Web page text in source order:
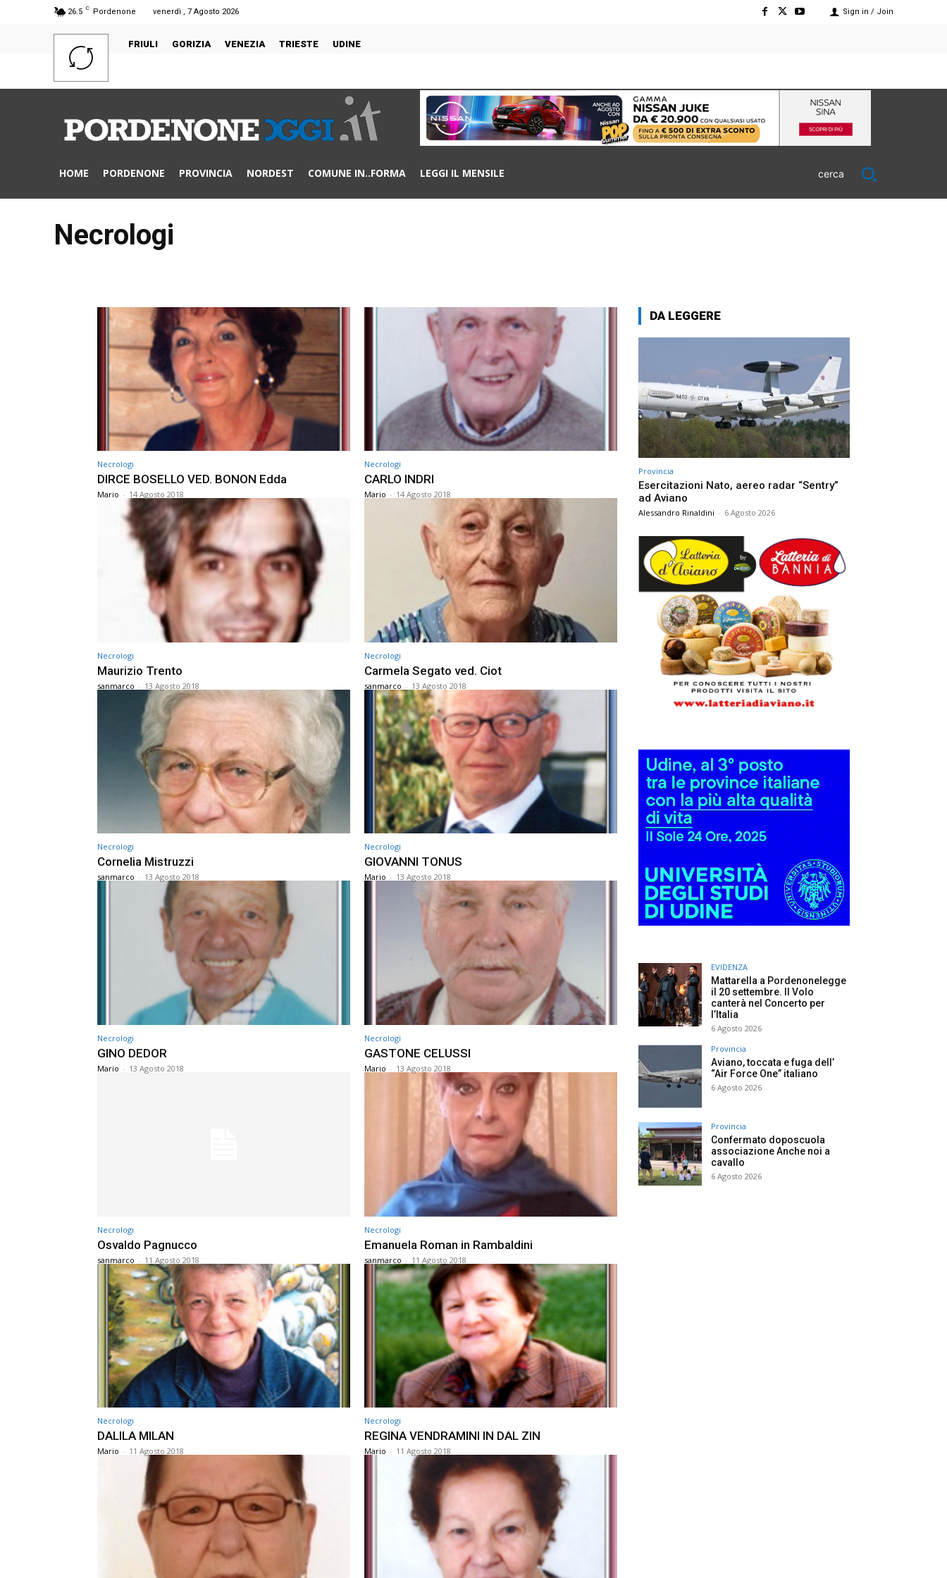
26.5 C Pordenone venerdì , 7 Agosto 2026 Sign in / Join
FRIULI GORIZIA VENEZIA TRIESTE UDINE
HOME PORDENONE PROVINCIA NORDEST COMUNE IN..FORMA LEGGI IL MENSILE cerca
Necrologi
Necrologi
DIRCE BOSELLO VED. BONON Edda
Mario - 14 Agosto 2018
Necrologi
CARLO INDRI
Mario - 14 Agosto 2018
Necrologi
Maurizio Trento
sanmarco - 13 Agosto 2018
Necrologi
Carmela Segato ved. Ciot
sanmarco - 13 Agosto 2018
Necrologi
Cornelia Mistruzzi
sanmarco - 13 Agosto 2018
Necrologi
GIOVANNI TONUS
Mario - 13 Agosto 2018
Necrologi
GINO DEDOR
Mario - 13 Agosto 2018
Necrologi
GASTONE CELUSSI
Mario - 13 Agosto 2018
Necrologi
Osvaldo Pagnucco
sanmarco - 11 Agosto 2018
Necrologi
Emanuela Roman in Rambaldini
sanmarco - 11 Agosto 2018
Necrologi
DALILA MILAN
Mario - 11 Agosto 2018
Necrologi
REGINA VENDRAMINI IN DAL ZIN
Mario - 11 Agosto 2018
DA LEGGERE
Provincia
Esercitazioni Nato, aereo radar “Sentry”
ad Aviano
Alessandro Rinaldini - 6 Agosto 2026
EVIDENZA
Mattarella a Pordenonelegge
il 20 settembre. Il Volo
canterà nel Concerto per
l’Italia
6 Agosto 2026
Provincia
Aviano, toccata e fuga dell’
“Air Force One” italiano
6 Agosto 2026
Provincia
Confermato doposcuola
associazione Anche noi a
cavallo
6 Agosto 2026